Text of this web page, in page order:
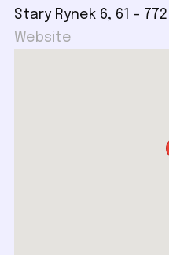
Stary Rynek 6, 61 -
Website